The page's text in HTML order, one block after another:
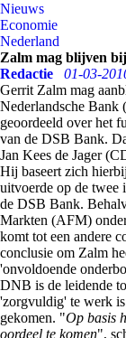
Nieuws
Economie
Nederland
Zalm mag blijven
Redactie
01-03-
Gerrit Zalm mag
Nederlandsche Bank
geoordeeld over het
van de DSB Bank.
Jan Kees de Jager
Hij baseert zich
uitvoerde op de twee
de DSB Bank.
Markten (AFM)
komt tot een andere
conclusie om Zalm
'onvoldoende
DNB is de leidende
'zorgvuldig' te werk
gekomen. "Op basis
oordeel te komen",